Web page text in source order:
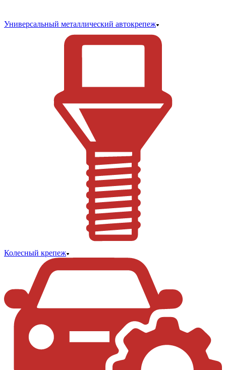
Универсальный металлический автокрепеж
Колесный крепеж